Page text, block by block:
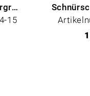
Schnürschuhe in Übergrößen
15